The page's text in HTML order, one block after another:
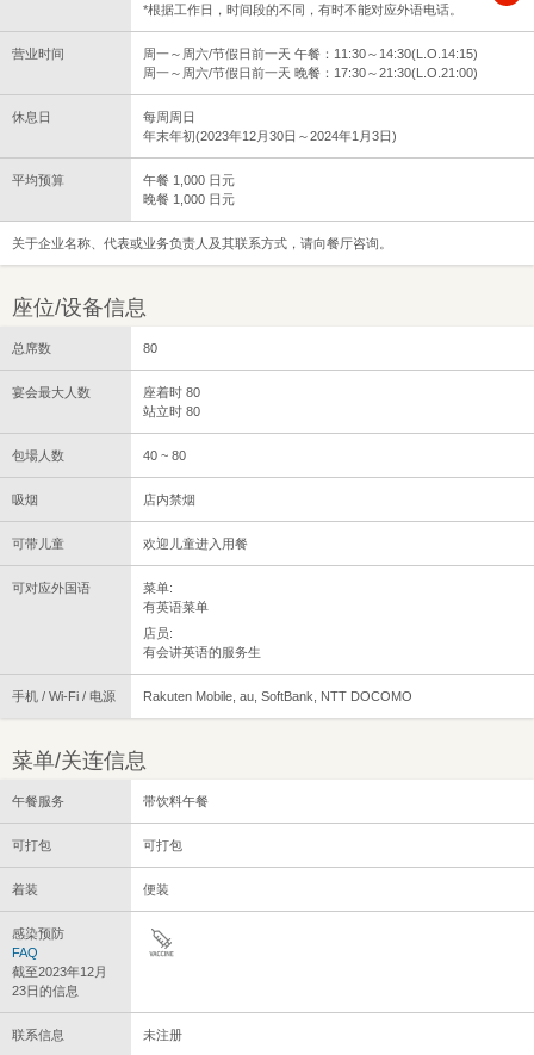
*根据工作日，时间段的不同，有时不能对应外语电话。
营业时间
周一～周六/节假日前一天 午餐：11:30～14:30(L.O.14:15)
周一～周六/节假日前一天 晚餐：17:30～21:30(L.O.21:00)
休息日
每周周日
年末年初(2023年12月30日～2024年1月3日)
平均预算
午餐 1,000 日元
晚餐 1,000 日元
关于企业名称、代表或业务负责人及其联系方式，请向餐厅咨询。
座位/设备信息
总席数 80
宴会最大人数
座着时 80
站立时 80
包場人数 40 ~ 80
吸烟 店内禁烟
可带儿童 欢迎儿童进入用餐
可对应外国语
菜单:
有英语菜单
店员:
有会讲英语的服务生
手机 / Wi-Fi / 电源 Rakuten Mobile, au, SoftBank, NTT DOCOMO
菜单/关连信息
午餐服务 带饮料午餐
可打包 可打包
着装 便装
感染预防
FAQ
截至2023年12月
23日的信息
联系信息 未注册